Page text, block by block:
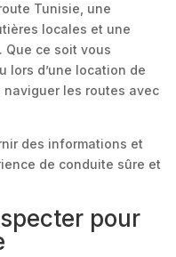
Tunisie, une
locales et une
Que ce soit vous
lors d’une location de
les routes avec
des informations et
de conduite sûre et
pour